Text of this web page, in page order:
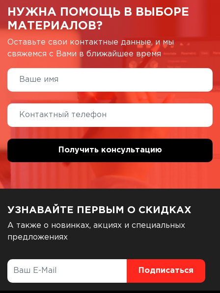
НУЖНА ПОМОЩЬ В ВЫБОРЕ
МАТЕРИАЛОВ?
Оставьте свои контактные данные, и мы
свяжемся с Вами в ближайшее время
УЗНАВАЙТЕ ПЕРВЫМ О СКИДКАХ
А также о новинках, акциях и специальных
предложениях